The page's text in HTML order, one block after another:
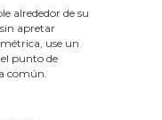
alrededor de su
apretar
use un
punto de
común.